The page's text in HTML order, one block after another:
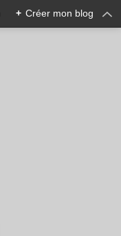
+ Créer mon blog